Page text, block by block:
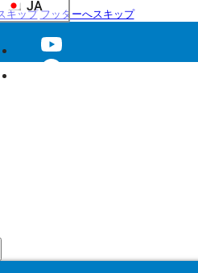
キップフッターへスキップ
JA